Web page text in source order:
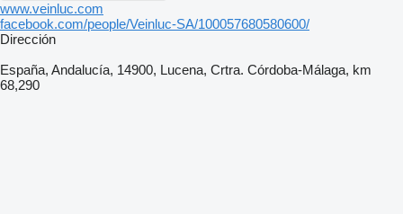
www.veinluc.com
facebook.com/people/Veinluc-SA/100057680580600/
Dirección
España, Andalucía, 14900, Lucena, Crtra. Córdoba-Málaga, km
68,290